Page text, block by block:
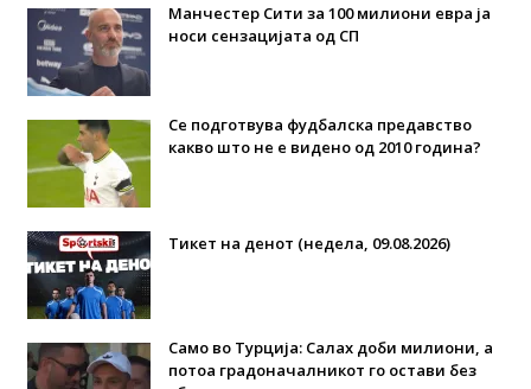
Манчестер Сити за 100 милиони евра ја
носи сензацијата од СП
Се подготвува фудбалска предавство
какво што не е видено од 2010 година?
Тикет на денот (недела, 09.08.2026)
Само во Турција: Салах доби милиони, а
потоа градоначалникот го остави без